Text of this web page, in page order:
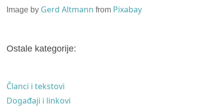
Image by Gerd Altmann from Pixabay
Ostale kategorije:
Članci i tekstovi
Događaji i linkovi